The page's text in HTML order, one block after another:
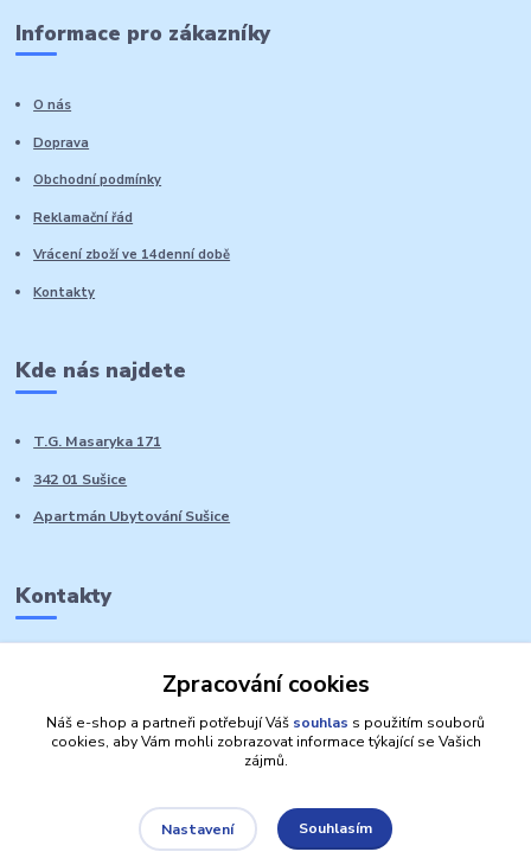
Informace pro zákazníky
O nás
Doprava
Obchodní podmínky
Reklamační řád
Vrácení zboží ve 14denní době
Kontakty
Kde nás najdete
T.G. Masaryka 171
342 01 Sušice
Apartmán Ubytování Sušice
Kontakty
Zpracování cookies
Náš e-shop a partneři potřebují Váš souhlas s použitím souborů
cookies, aby Vám mohli zobrazovat informace týkající se Vašich
zájmů.
Nastavení Souhlasím